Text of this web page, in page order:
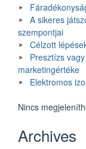
A sikeres
szempontjai
Célzott
Presztízs
marketingértéke
Elektromos
Nincs
Archives